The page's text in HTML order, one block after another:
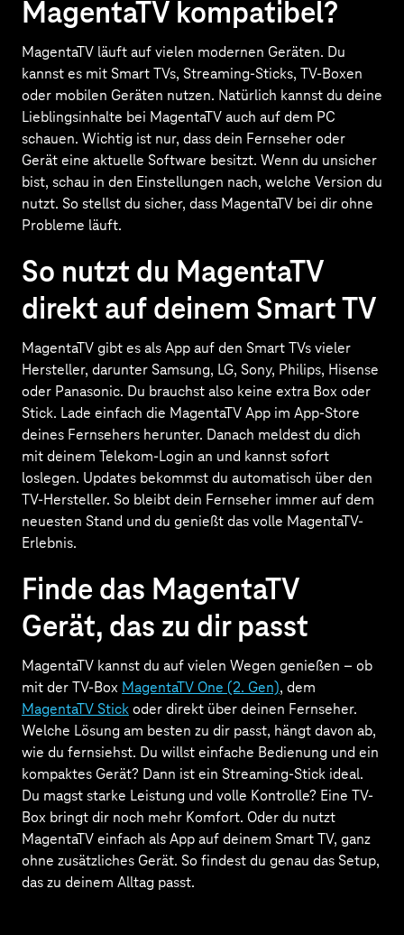
MagentaTV kompatibel?
MagentaTV läuft auf vielen modernen Geräten. Du
kannst es mit Smart TVs, Streaming-Sticks, TV-Boxen
oder mobilen Geräten nutzen. Natürlich kannst du deine
Lieblingsinhalte bei MagentaTV auch auf dem PC
schauen. Wichtig ist nur, dass dein Fernseher oder
Gerät eine aktuelle Software besitzt. Wenn du unsicher
bist, schau in den Einstellungen nach, welche Version du
nutzt. So stellst du sicher, dass MagentaTV bei dir ohne
Probleme läuft.
So nutzt du MagentaTV
direkt auf deinem Smart TV
MagentaTV gibt es als App auf den Smart TVs vieler
Hersteller, darunter Samsung, LG, Sony, Philips, Hisense
oder Panasonic. Du brauchst also keine extra Box oder
Stick. Lade einfach die MagentaTV App im App-Store
deines Fernsehers herunter. Danach meldest du dich
mit deinem Telekom-Login an und kannst sofort
loslegen. Updates bekommst du automatisch über den
TV-Hersteller. So bleibt dein Fernseher immer auf dem
neuesten Stand und du genießt das volle MagentaTV-
Erlebnis.
Finde das MagentaTV
Gerät, das zu dir passt
MagentaTV kannst du auf vielen Wegen genießen – ob
mit der TV-Box MagentaTV One (2. Gen), dem
MagentaTV Stickoder direkt über deinen Fernseher.
Welche Lösung am besten zu dir passt, hängt davon ab,
wie du fernsiehst. Du willst einfache Bedienung und ein
kompaktes Gerät? Dann ist ein Streaming-Stick ideal.
Du magst starke Leistung und volle Kontrolle? Eine TV-
Box bringt dir noch mehr Komfort. Oder du nutzt
MagentaTV einfach als App auf deinem Smart TV, ganz
ohne zusätzliches Gerät. So findest du genau das Setup,
das zu deinem Alltag passt.